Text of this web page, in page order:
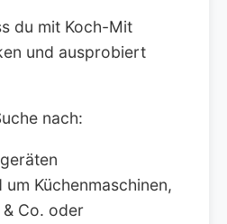
du mit Koch-Mit
und ausprobiert
nach:
Küchenmaschinen,
Co. oder